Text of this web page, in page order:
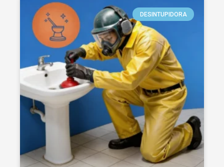
DESINTUPIDORA